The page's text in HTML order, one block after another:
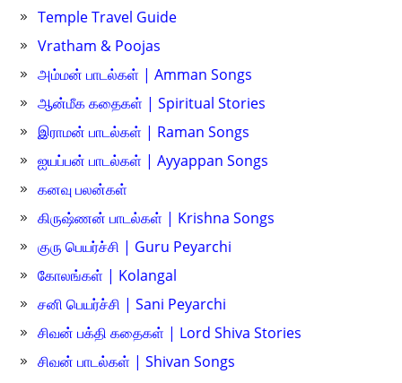
Temple Travel Guide
Vratham & Poojas
அம்மன் பாடல்கள் | Amman Songs
ஆன்மீக கதைகள் | Spiritual Stories
இராமன் பாடல்கள் | Raman Songs
ஐயப்பன் பாடல்கள் | Ayyappan Songs
கனவு பலன்கள்
கிருஷ்ணன் பாடல்கள் | Krishna Songs
குரு பெயர்ச்சி | Guru Peyarchi
கோலங்கள் | Kolangal
சனி பெயர்ச்சி | Sani Peyarchi
சிவன் பக்தி கதைகள் | Lord Shiva Stories
சிவன் பாடல்கள் | Shivan Songs